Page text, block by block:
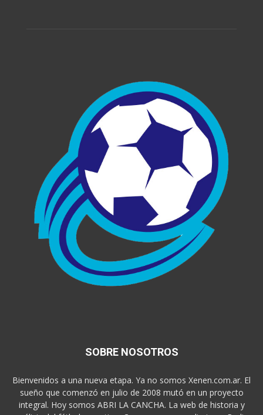
SOBRE NOSOTROS
Bienvenidos a una nueva etapa. Ya no somos Xenen.com.ar. El
sueño que comenzó en julio de 2008 mutó en un proyecto
integral. Hoy somos ABRI LA CANCHA. La web de historia y